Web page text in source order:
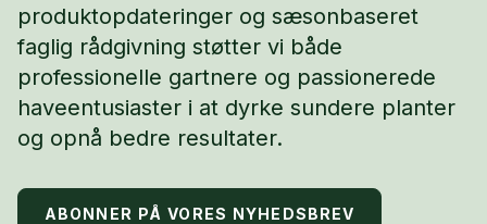
produktopdateringer og sæsonbaseret
faglig rådgivning støtter vi både
professionelle gartnere og passionerede
haveentusiaster i at dyrke sundere planter
og opnå bedre resultater.
ABONNER PÅ VORES NYHEDSBREV